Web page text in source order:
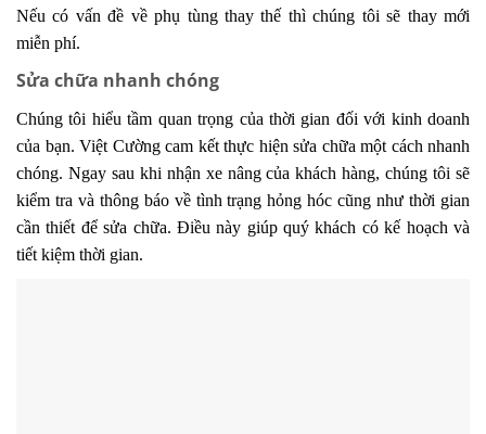
Nếu có vấn đề về phụ tùng thay thế thì chúng tôi sẽ thay mới
miễn phí.
Sửa chữa nhanh chóng
Chúng tôi hiểu tầm quan trọng của thời gian đối với kinh doanh
của bạn. Việt Cường cam kết thực hiện sửa chữa một cách nhanh
chóng. Ngay sau khi nhận xe nâng của khách hàng, chúng tôi sẽ
kiểm tra và thông báo về tình trạng hỏng hóc cũng như thời gian
cần thiết để sửa chữa. Điều này giúp quý khách có kế hoạch và
tiết kiệm thời gian.